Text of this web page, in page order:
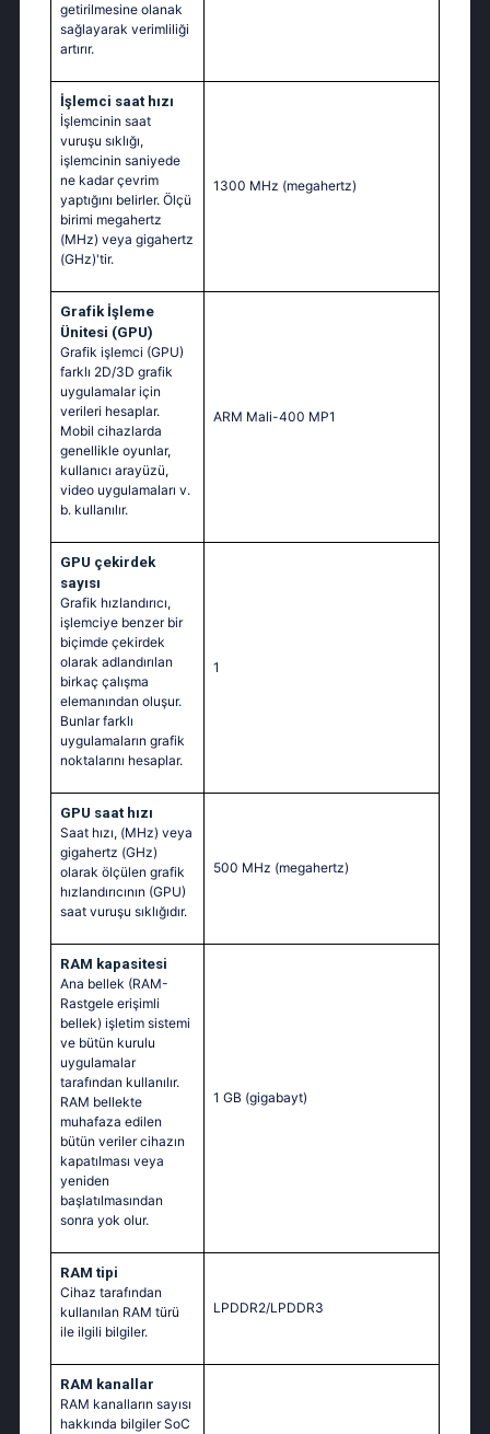
getirilmesine olanak
sağlayarak verimliliği
artırır.
İşlemci saat hızı
İşlemcinin saat
vuruşu sıklığı,
işlemcinin saniyede
ne kadar çevrim
yaptığını belirler. Ölçü
birimi megahertz
(MHz) veya gigahertz
(GHz)'tir.
1300 MHz (megahertz)
Grafik İşleme
Ünitesi (GPU)
Grafik işlemci (GPU)
farklı 2D/3D grafik
uygulamalar için
verileri hesaplar.
Mobil cihazlarda
genellikle oyunlar,
kullanıcı arayüzü,
video uygulamaları v.
b. kullanılır.
ARM Mali-400 MP1
GPU çekirdek
sayısı
Grafik hızlandırıcı,
işlemciye benzer bir
biçimde çekirdek
olarak adlandırılan
birkaç çalışma
elemanından oluşur.
Bunlar farklı
uygulamaların grafik
noktalarını hesaplar.
1
GPU saat hızı
Saat hızı, (MHz) veya
gigahertz (GHz)
olarak ölçülen grafik
hızlandırıcının (GPU)
saat vuruşu sıklığıdır.
500 MHz (megahertz)
RAM kapasitesi
Ana bellek (RAM-
Rastgele erişimli
bellek) işletim sistemi
ve bütün kurulu
uygulamalar
tarafından kullanılır.
RAM bellekte
muhafaza edilen
bütün veriler cihazın
kapatılması veya
yeniden
başlatılmasından
sonra yok olur.
1 GB (gigabayt)
RAM tipi
Cihaz tarafından
kullanılan RAM türü
ile ilgili bilgiler.
LPDDR2/LPDDR3
RAM kanallar
RAM kanalların sayısı
hakkında bilgiler SoC